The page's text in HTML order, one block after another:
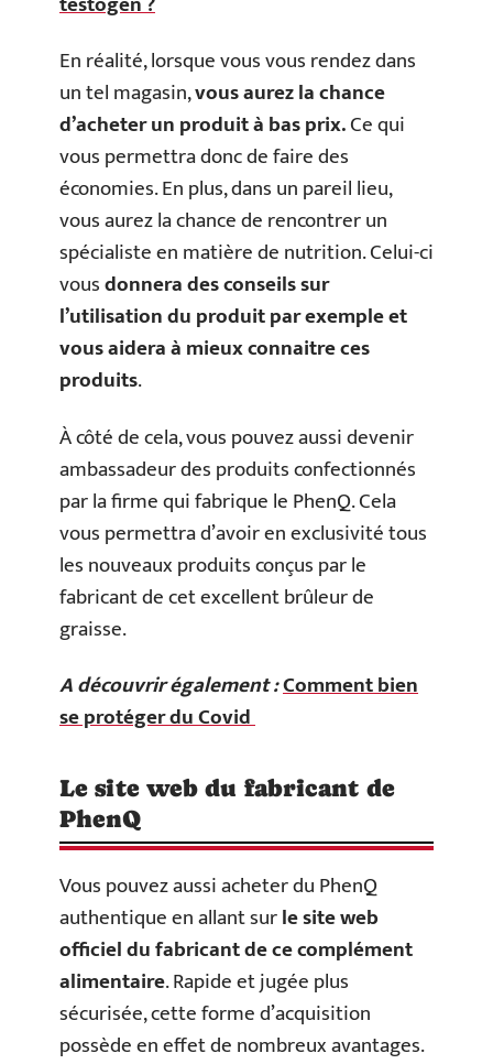
En réalité, lorsque vous vous rendez dans
un tel magasin,vous aurez la chance
d’acheter un produit à bas prix.Ce qui
vous permettra donc de faire des
économies. En plus, dans un pareil lieu,
vous aurez la chance de rencontrer un
spécialiste en matière de nutrition. Celui-ci
vousdonnera des conseils sur
l’utilisation du produit par exemple et
vous aidera à mieux connaitre ces
produits.
À côté de cela, vous pouvez aussi devenir
ambassadeur des produits confectionnés
par la firme qui fabrique le PhenQ. Cela
vous permettra d’avoir en exclusivité tous
les nouveaux produits conçus par le
fabricant de cet excellent brûleur de
graisse.
A découvrir également :Comment bien
se protéger du Covid
Le site web du fabricant de
PhenQ
Vous pouvez aussi acheter du PhenQ
authentique en allant surle site web
officiel du fabricant de ce complément
alimentaire. Rapide et jugée plus
sécurisée, cette forme d’acquisition
possède en effet de nombreux avantages.